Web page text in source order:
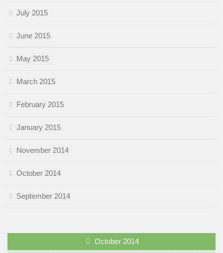
July 2015
June 2015
May 2015
March 2015
February 2015
January 2015
November 2014
October 2014
September 2014
October 2014